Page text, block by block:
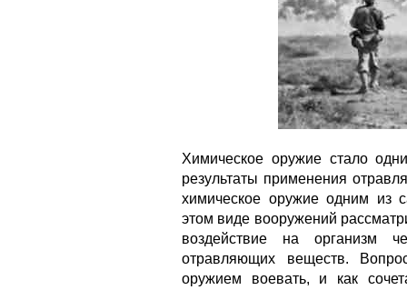
Химическое оружие стало
результаты применения
химическое оружие одним из
этом виде вооружений
воздействие на организм
отравляющих веществ.
оружием воевать, и как